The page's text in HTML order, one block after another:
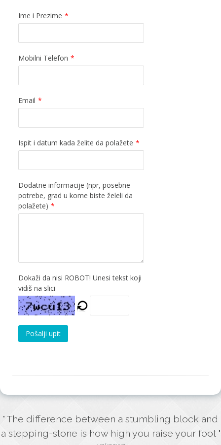
Ime i Prezime *
Mobilni Telefon *
Email *
Ispit i datum kada želite da polažete *
Dodatne informacije (npr, posebne
potrebe, grad u kome biste želeli da
polažete) *
Dokaži da nisi ROBOT! Unesi tekst koji
vidiš na slici
Pošalji upit
" The difference between a stumbling block and
a stepping-stone is how high you raise your foot "